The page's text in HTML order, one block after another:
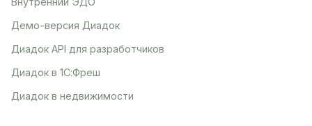
Демо-версия Диадок
Диадок API для разработчиков
Диадок в 1С:Фреш
Диадок в недвижимости